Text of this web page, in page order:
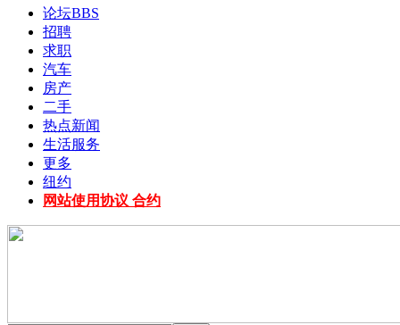
论坛BBS
招聘
求职
汽车
房产
二手
热点新闻
生活服务
更多
纽约
网站使用协议 合约